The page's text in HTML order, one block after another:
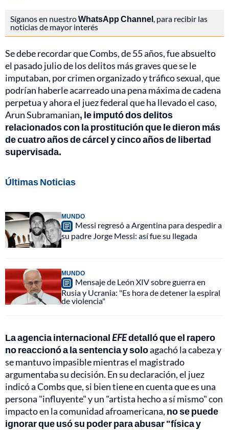
Síganos en nuestroWhatsApp Channel, para recibir las
noticias de mayor interés
Se debe recordar que Combs, de 55 años, fue absuelto
el pasado julio de los delitos más graves que se le
imputaban, por crimen organizado y tráfico sexual, que
podrían haberle acarreado una pena máxima de cadena
perpetua y ahora el juez federal que ha llevado el caso,
Arun Subramanian, le imputó dos delitos
relacionados con la prostitución que le dieron más
de cuatro años de cárcel y cinco años de libertad
supervisada.
Últimas Noticias
MUNDO
Messi regresó a Argentina para despedir a
su padre Jorge Messi: así fue su llegada
MUNDO
Mensaje de León XIV sobre guerra en
Rusia y Ucrania: "Es hora de detener la espiral
de violencia"
La agencia internacional EFEdetalló que el rapero
no reaccionó a la sentencia y soloagachó la cabeza y
se mantuvo impasible mientras el magistrado
argumentaba su decisión. En su declaración, el juez
indicó a Combs que, si bien tiene en cuenta que es una
persona "influyente" y un "artista hecho a sí mismo" con
impacto en la comunidad afroamericana, no se puede
ignorar que usó su poder para abusar "física y